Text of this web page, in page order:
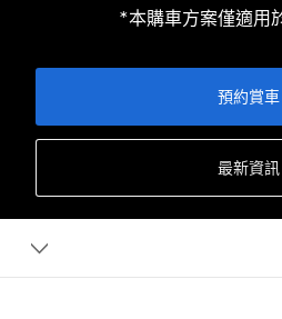
*本購車方案僅適用
預約賞車
最新資訊